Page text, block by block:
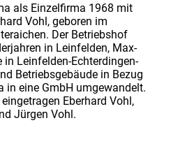
als Einzelfirma 1968 mit
Vohl, geboren im
Der Betriebshof
in Leinfelden, Max-
Leinfelden-Echterdingen-
Betriebsgebäude in Bezug
in eine GmbH umgewandelt.
Eberhard Vohl,
Jürgen Vohl.